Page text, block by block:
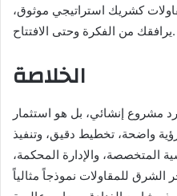
كشريك استراتيجي موثوق،
يرافقك من الفكرة وحتى الافتتاح.
الخلاصة
مشروع إنشائي، بل هو استثمار
واضحة، تخطيط دقيق، وتنفيذ
المتخصصة، والإدارة المحكمة،
الشرق للمقاولات نموذجاً مثالياً